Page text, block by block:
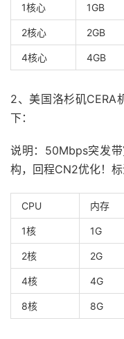
1核心 1GB
2核心 2GB
4核心 4GB
2、美国洛杉矶CERA
下：
说明：50Mbps突发
构，回程CN2优化！标
CPU 内存
1核 1G
2核 2G
4核 4G
8核 8G